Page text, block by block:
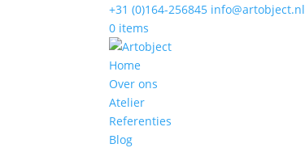
+31 (0)164-256845 info@artobject.nl
0 items
Home
Over ons
Atelier
Referenties
Blog